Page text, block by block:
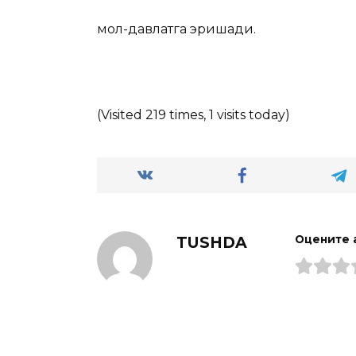
мол-давлатга эришади.
(Visited 219 times, 1 visits today)
TUSHDA Оцените